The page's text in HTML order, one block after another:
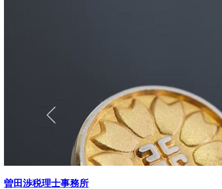
曽田渉税理士事務所